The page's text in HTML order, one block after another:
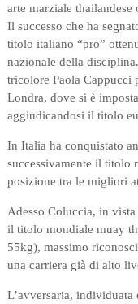
arte marziale thailandese
Il successo che ha
titolo italiano “pro”
nazionale della
tricolore Paola Cappucci
Londra, dove si è
aggiudicandosi il titolo
In Italia ha conquistato
successivamente il titolo
posizione tra le migliori
Adesso Coluccia, in
il titolo mondiale muay
55kg), massimo
una carriera già di alto
L’avversaria,